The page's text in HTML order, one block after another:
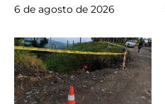
6 de agosto de 2026